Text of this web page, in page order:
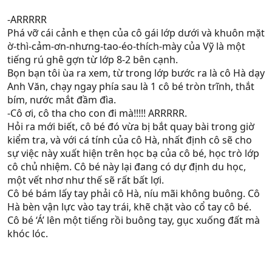
-ARRRRR
Phá vỡ cái cảnh e thẹn của cô gái lớp dưới và khuôn mặt
ờ-thì-cảm-ơn-nhưng-tao-éo-thích-mày của Vỹ là một
tiếng rú ghê gợn từ lớp 8-2 bên cạnh.
Bọn bạn tôi ùa ra xem, từ trong lớp bước ra là cô Hà dạy
Anh Văn, chạy ngay phía sau là 1 cô bé tròn trĩnh, thắt
bím, nước mắt đầm đìa.
-Cô ơi, cô tha cho con đi mà!!!!! ARRRRR.
Hỏi ra mới biết, cô bé đó vừa bị bắt quay bài trong giờ
kiểm tra, và với cá tính của cô Hà, nhất định cô sẽ cho
sự việc này xuất hiện trên học bạ của cô bé, học trò lớp
cô chủ nhiệm. Cô bé này lại đang có dự định du học,
một vết nhơ như thế sẽ rất bất lợi.
Cô bé bám lấy tay phải cô Hà, níu mãi không buông. Cô
Hà bèn vận lực vào tay trái, khẽ chặt vào cổ tay cô bé.
Cô bé ‘Á’ lên một tiếng rồi buông tay, gục xuống đất mà
khóc lóc.